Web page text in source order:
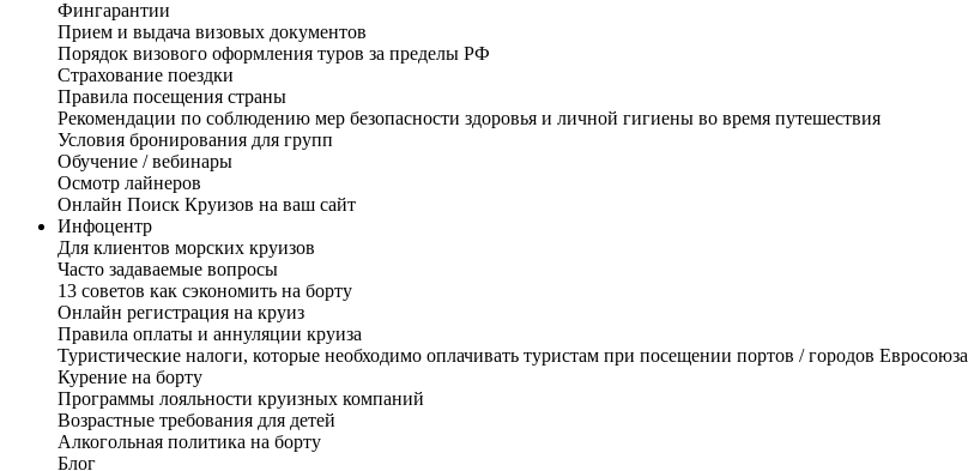
Фингарантии
Прием и выдача визовых документов
Порядок визового оформления туров за пределы РФ
Страхование поездки
Правила посещения страны
Рекомендации по соблюдению мер безопасности здоровья и личной гигиены во время путешествия
Условия бронирования для групп
Обучение / вебинары
Осмотр лайнеров
Онлайн Поиск Круизов на ваш сайт
Инфоцентр
Для клиентов морских круизов
Часто задаваемые вопросы
13 советов как сэкономить на борту
Онлайн регистрация на круиз
Правила оплаты и аннуляции круиза
Туристические налоги, которые необходимо оплачивать туристам при посещении портов / городов Евросоюза
Курение на борту
Программы лояльности круизных компаний
Возрастные требования для детей
Алкогольная политика на борту
Блог